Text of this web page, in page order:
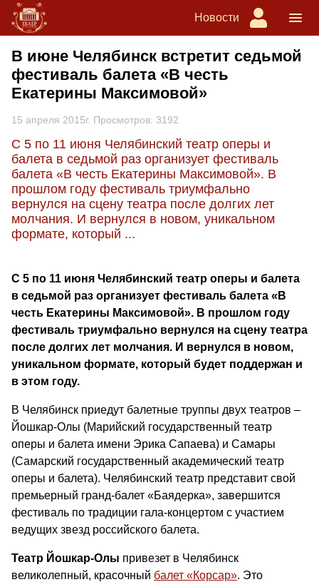
Новости
В июне Челябинск встретит седьмой
фестиваль балета «В честь
Екатерины Максимовой»
15 апреля 2015г. Просмотров: 3192
С 5 по 11 июня Челябинский театр оперы и
балета в седьмой раз организует фестиваль
балета «В честь Екатерины Максимовой». В
прошлом году фестиваль триумфально
вернулся на сцену театра после долгих лет
молчания. И вернулся в новом, уникальном
формате, который ...
С 5 по 11 июня Челябинский театр оперы и балета
в седьмой раз организует фестиваль балета «В
честь Екатерины Максимовой». В прошлом году
фестиваль триумфально вернулся на сцену театра
после долгих лет молчания. И вернулся в новом,
уникальном формате, который будет поддержан и
в этом году.
В Челябинск приедут балетные труппы двух театров –
Йошкар-Олы (Марийский государственный театр
оперы и балета имени Эрика Сапаева) и Самары
(Самарский государственный академический театр
оперы и балета). Челябинский театр представит свой
премьерный гранд-балет «Баядерка», завершится
фестиваль по традиции гала-концертом с участием
ведущих звезд российского балета.
Театр Йошкар-Олы привезет в Челябинск
великолепный, красочный балет «Корсар». Это